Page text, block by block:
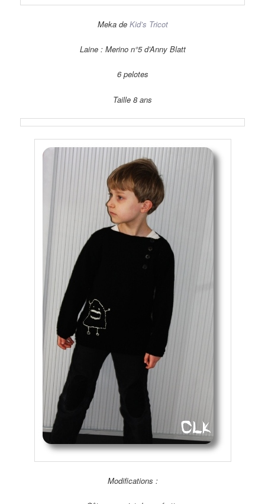
Meka de Kid’s Tricot
Laine : Merino n°5 d’Anny Blatt
6 pelotes
Taille 8 ans
Modifications :